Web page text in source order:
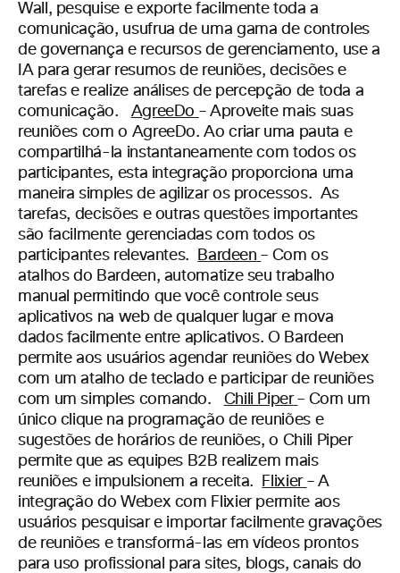
Wall, pesquise e exporte facilmente toda a
comunicação, usufrua de uma gama de controles
de governança e recursos de gerenciamento, use a
IA para gerar resumos de reuniões, decisões e
tarefas e realize análises de percepção de toda a
comunicação.
AgreeDo – Aproveite mais suas
reuniões com o AgreeDo. Ao criar uma pauta e
compartilhá-la instantaneamente com todos os
participantes, esta integração proporciona uma
maneira simples de agilizar os processos. As
tarefas, decisões e outras questões importantes
são facilmente gerenciadas com todos os
participantes relevantes. Bardeen – Com os
atalhos do Bardeen, automatize seu trabalho
manual permitindo que você controle seus
aplicativos na web de qualquer lugar e mova
dados facilmente entre aplicativos. O Bardeen
permite aos usuáriosagendar reuniões do Webex
com um atalho de teclado e participar de reuniões
com um simples comando.
Chili Piper –Com um
único clique na programação de reuniões e
sugestões de horários de reuniões, o Chili Piper
permite que as equipes B2B realizem mais
reuniões e impulsionem a receita.
Flixier –A
integração do Webex com Flixier permite aos
usuários pesquisar e importar facilmente gravações
de reuniões e transformá-las em vídeos prontos
para uso profissional para sites, blogs, canais do